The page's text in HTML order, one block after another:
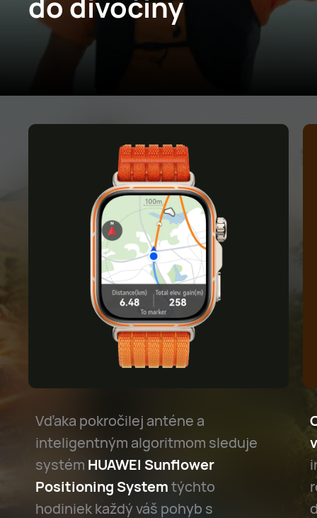
Vďaka pokročilej anténe a
inteligentným algoritmom sleduje
systém HUAWEI Sunflower
Positioning Systemtýchto
hodiniek každý váš pohyb s